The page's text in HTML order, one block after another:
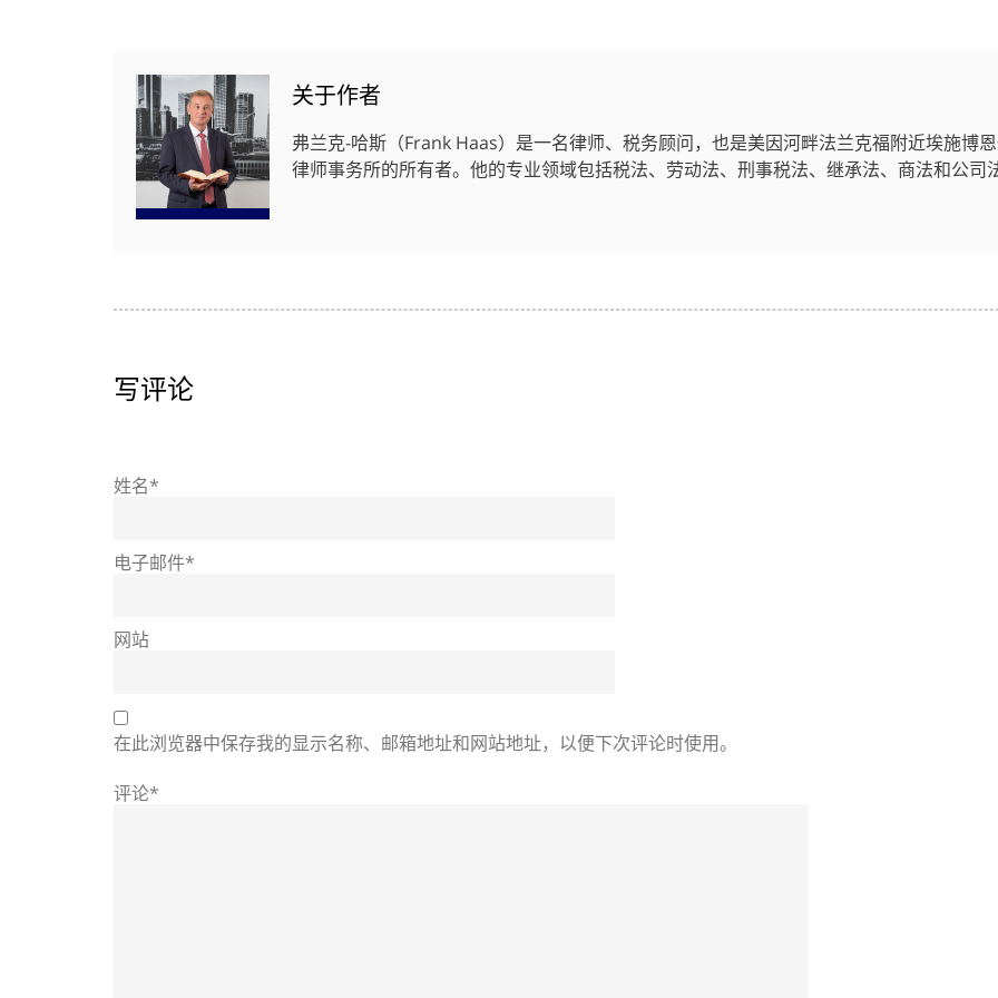
关于作者
弗兰克-哈斯（Frank Haas）是一名律师、税务顾问，也是美因河畔法兰克福附近埃施博
律师事务所的所有者。他的专业领域包括税法、劳动法、刑事税法、继承法、商法和公司
写评论
姓名*
电子邮件*
网站
在此浏览器中保存我的显示名称、邮箱地址和网站地址，以便下次评论时使用。
评论*